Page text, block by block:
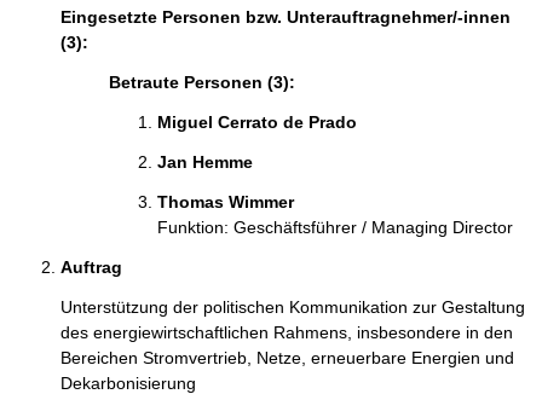
Eingesetzte Personen bzw. Unterauftragnehmer/-innen
(3):
Betraute Personen (3):
Miguel Cerrato de Prado
Jan Hemme
Thomas Wimmer
Funktion: Geschäftsführer / Managing Director
Auftrag
Unterstützung der politischen Kommunikation zur Gestaltung
des energiewirtschaftlichen Rahmens, insbesondere in den
Bereichen Stromvertrieb, Netze, erneuerbare Energien und
Dekarbonisierung